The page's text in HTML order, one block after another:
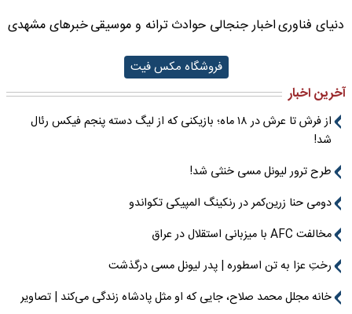
دنیای فناوریاخبار جنجالی حوادثترانه و موسیقیخبرهای مشهدی
فروشگاه مکس فیت
آخرین اخبار
از فرش تا عرش در ۱۸ ماه؛ بازیکنی که از لیگ دسته پنجم فیکس رئال
شد!
طرح ترور لیونل مسی خنثی شد!
دومی حنا زرین‌کمر در رنکینگ المپیکی تکواندو
مخالفت AFC با میزبانی استقلال در عراق
رختِ عزا به تن اسطوره | پدر لیونل مسی درگذشت
خانه مجلل محمد صلاح، جایی که او مثل پادشاه زندگی می‌کند | تصاویر